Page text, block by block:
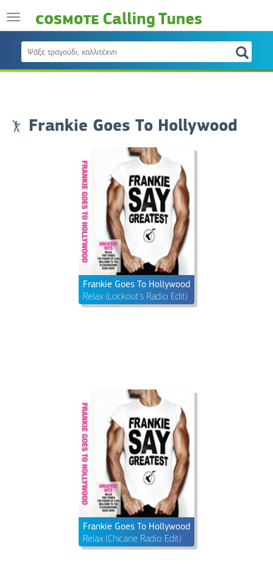
Frankie Goes To Hollywood
Frankie Goes To Hollywood
Relax (Lockout's Radio Edit)
Frankie Goes To Hollywood
Relax (Chicane Radio Edit)